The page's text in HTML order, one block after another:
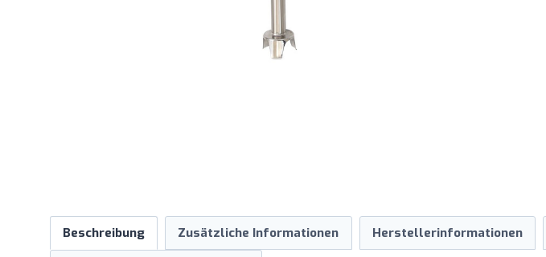
Beschreibung Zusätzliche Informationen Herstellerinformationen